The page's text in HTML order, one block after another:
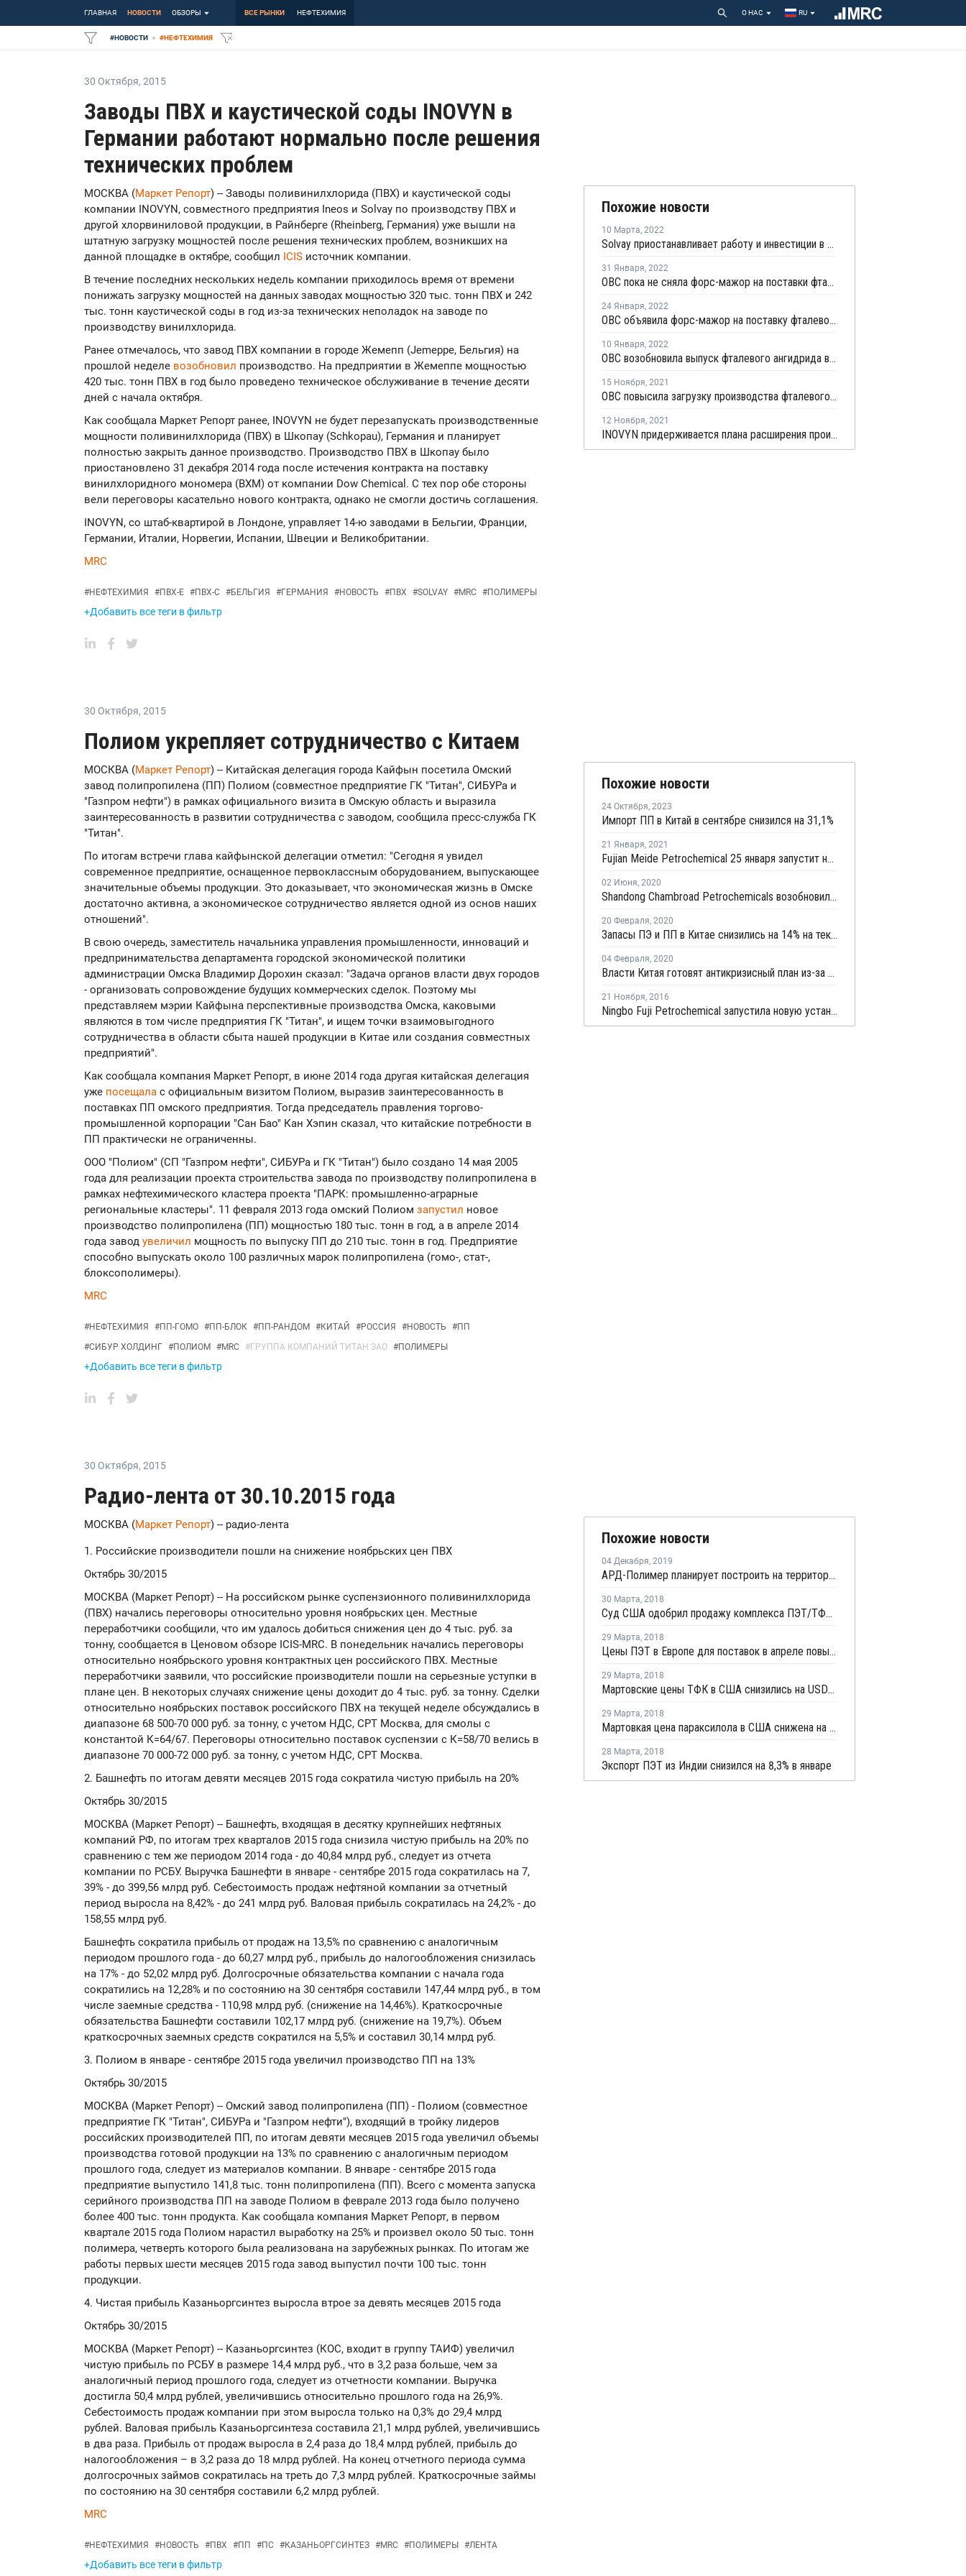
ГЛАВНАЯ НОВОСТИ ОБЗОРЫ ВСЕ РЫНКИ НЕФТЕХИМИЯ О НАС RU
#НОВОСТИ #НЕФТЕХИМИЯ
30 Октября, 2015
Заводы ПВХ и каустической соды INOVYN в
Германии работают нормально после решения
технических проблем
МОСКВА (Маркет Репорт) -- Заводы поливинилхлорида (ПВХ) и каустической соды
компании INOVYN, совместного предприятия Ineos и Solvay по производству ПВХ и
другой хлорвиниловой продукции, в Райнберге (Rheinberg, Германия) уже вышли на
штатную загрузку мощностей после решения технических проблем, возникших на
данной площадке в октябре, сообщил ICIS источник компании.
В течение последних нескольких недель компании приходилось время от времени
понижать загрузку мощностей на данных заводах мощностью 320 тыс. тонн ПВХ и 242
тыс. тонн каустической соды в год из-за технических неполадок на заводе по
производству винилхлорида.
Ранее отмечалось, что завод ПВХ компании в городе Жемепп (Jemeppe, Бельгия) на
прошлой неделе возобновил производство. На предприятии в Жемеппе мощностью
420 тыс. тонн ПВХ в год было проведено техническое обслуживание в течение десяти
дней с начала октября.
Как сообщала Маркет Репорт ранее, INOVYN не будет перезапускать производственные
мощности поливинилхлорида (ПВХ) в Шкопау (Schkopau), Германия и планирует
полностью закрыть данное производство. Производство ПВХ в Шкопау было
приостановлено 31 декабря 2014 года после истечения контракта на поставку
винилхлоридного мономера (ВХМ) от компании Dow Chemical. С тех пор обе стороны
вели переговоры касательно нового контракта, однако не смогли достичь соглашения.
INOVYN, со штаб-квартирой в Лондоне, управляет 14-ю заводами в Бельгии, Франции,
Германии, Италии, Норвегии, Испании, Швеции и Великобритании.
MRC
#НЕФТЕХИМИЯ #ПВХ-Е #ПВХ-С #БЕЛЬГИЯ #ГЕРМАНИЯ #НОВОСТЬ #ПВХ #SOLVAY #MRC #ПОЛИМЕРЫ
+Добавить все теги в фильтр
Похожие новости
10 Марта, 2022
Solvay приостанавливает работу и инвестиции в России
31 Января, 2022
OBC пока не сняла форс-мажор на поставки фталевого ангидрида в Бельгии
24 Января, 2022
OBC объявила форс-мажор на поставку фталевого ангидрида в Бельгии
10 Января, 2022
OBC возобновила выпуск фталевого ангидрида в Бельгии
15 Ноября, 2021
OBC повысила загрузку производства фталевого ангидрида в Бельгии
12 Ноября, 2021
INOVYN придерживается плана расширения производства ПВХ в Бельгии
30 Октября, 2015
Полиом укрепляет сотрудничество с Китаем
МОСКВА (Маркет Репорт) -- Китайская делегация города Кайфын посетила Омский
завод полипропилена (ПП) Полиом (совместное предприятие ГК "Титан", СИБУРа и
"Газпром нефти") в рамках официального визита в Омскую область и выразила
заинтересованность в развитии сотрудничества с заводом, сообщила пресс-служба ГК
"Титан".
По итогам встречи глава кайфынской делегации отметил: "Сегодня я увидел
современное предприятие, оснащенное первоклассным оборудованием, выпускающее
значительные объемы продукции. Это доказывает, что экономическая жизнь в Омске
достаточно активна, а экономическое сотрудничество является одной из основ наших
отношений".
В свою очередь, заместитель начальника управления промышленности, инноваций и
предпринимательства департамента городской экономической политики
администрации Омска Владимир Дорохин сказал: "Задача органов власти двух городов
- организовать сопровождение будущих коммерческих сделок. Поэтому мы
представляем мэрии Кайфына перспективные производства Омска, каковыми
являются в том числе предприятия ГК "Титан", и ищем точки взаимовыгодного
сотрудничества в области сбыта нашей продукции в Китае или создания совместных
предприятий".
Как сообщала компания Маркет Репорт, в июне 2014 года другая китайская делегация
уже посещала с официальным визитом Полиом, выразив заинтересованность в
поставках ПП омского предприятия. Тогда председатель правления торгово-
промышленной корпорации "Сан Бао" Кан Хэпин сказал, что китайские потребности в
ПП практически не ограниченны.
ООО "Полиом" (СП "Газпром нефти", СИБУРа и ГК "Титан") было создано 14 мая 2005
года для реализации проекта строительства завода по производству полипропилена в
рамках нефтехимического кластера проекта "ПАРК: промышленно-аграрные
региональные кластеры". 11 февраля 2013 года омский Полиом запустил новое
производство полипропилена (ПП) мощностью 180 тыс. тонн в год, а в апреле 2014
года завод увеличил мощность по выпуску ПП до 210 тыс. тонн в год. Предприятие
способно выпускать около 100 различных марок полипропилена (гомо-, стат-,
блоксополимеры).
MRC
#НЕФТЕХИМИЯ #ПП-ГОМО #ПП-БЛОК #ПП-РАНДОМ #КИТАЙ #РОССИЯ #НОВОСТЬ #ПП
#СИБУР ХОЛДИНГ #ПОЛИОМ #MRC #ГРУППА КОМПАНИЙ ТИТАН ЗАО #ПОЛИМЕРЫ
+Добавить все теги в фильтр
Похожие новости
24 Октября, 2023
Импорт ПП в Китай в сентябре снизился на 31,1%
21 Января, 2021
Fujian Meide Petrochemical 25 января запустит новую установку дегидрирования пропана в Китае
02 Июня, 2020
Shandong Chambroad Petrochemicals возобновила производство пропилена в Биньчжоу
20 Февраля, 2020
Запасы ПЭ и ПП в Китае снизились на 14% на текущей неделе
04 Февраля, 2020
Власти Китая готовят антикризисный план из-за вспышки коронавируса
21 Ноября, 2016
Ningbo Fuji Petrochemical запустила новую установку дегидрирования пропана в Нинбо
30 Октября, 2015
Радио-лента от 30.10.2015 года
МОСКВА (Маркет Репорт) -- радио-лента
1. Российские производители пошли на снижение ноябрьских цен ПВХ
Октябрь 30/2015
МОСКВА (Маркет Репорт) -- На российском рынке суспензионного поливинилхлорида
(ПВХ) начались переговоры относительно уровня ноябрьских цен. Местные
переработчики сообщили, что им удалось добиться снижения цен до 4 тыс. руб. за
тонну, сообщается в Ценовом обзоре ICIS-MRC. В понедельник начались переговоры
относительно ноябрьского уровня контрактных цен российского ПВХ. Местные
переработчики заявили, что российские производители пошли на серьезные уступки в
плане цен. В некоторых случаях снижение цены доходит до 4 тыс. руб. за тонну. Сделки
относительно ноябрьских поставок российского ПВХ на текущей неделе обсуждались в
диапазоне 68 500-70 000 руб. за тонну, с учетом НДС, СРТ Москва, для смолы с
константой К=64/67. Переговоры относительно поставок суспензии с К=58/70 велись в
диапазоне 70 000-72 000 руб. за тонну, с учетом НДС, СРТ Москва.
2. Башнефть по итогам девяти месяцев 2015 года сократила чистую прибыль на 20%
Октябрь 30/2015
МОСКВА (Маркет Репорт) -- Башнефть, входящая в десятку крупнейших нефтяных
компаний РФ, по итогам трех кварталов 2015 года снизила чистую прибыль на 20% по
сравнению с тем же периодом 2014 года - до 40,84 млрд руб., следует из отчета
компании по РСБУ. Выручка Башнефти в январе - сентябре 2015 года сократилась на 7,
39% - до 399,56 млрд руб. Себестоимость продаж нефтяной компании за отчетный
период выросла на 8,42% - до 241 млрд руб. Валовая прибыль сократилась на 24,2% - до
158,55 млрд руб.
Башнефть сократила прибыль от продаж на 13,5% по сравнению с аналогичным
периодом прошлого года - до 60,27 млрд руб., прибыль до налогообложения снизилась
на 17% - до 52,02 млрд руб. Долгосрочные обязательства компании с начала года
сократились на 12,28% и по состоянию на 30 сентября составили 147,44 млрд руб., в том
числе заемные средства - 110,98 млрд руб. (снижение на 14,46%). Краткосрочные
обязательства Башнефти составили 102,17 млрд руб. (снижение на 19,7%). Объем
краткосрочных заемных средств сократился на 5,5% и составил 30,14 млрд руб.
3. Полиом в январе - сентябре 2015 года увеличил производство ПП на 13%
Октябрь 30/2015
МОСКВА (Маркет Репорт) -- Омский завод полипропилена (ПП) - Полиом (совместное
предприятие ГК "Титан", СИБУРа и "Газпром нефти"), входящий в тройку лидеров
российских производителей ПП, по итогам девяти месяцев 2015 года увеличил объемы
производства готовой продукции на 13% по сравнению с аналогичным периодом
прошлого года, следует из материалов компании. В январе - сентябре 2015 года
предприятие выпустило 141,8 тыс. тонн полипропилена (ПП). Всего с момента запуска
серийного производства ПП на заводе Полиом в феврале 2013 года было получено
более 400 тыс. тонн продукта. Как сообщала компания Маркет Репорт, в первом
квартале 2015 года Полиом нарастил выработку на 25% и произвел около 50 тыс. тонн
полимера, четверть которого была реализована на зарубежных рынках. По итогам же
работы первых шести месяцев 2015 года завод выпустил почти 100 тыс. тонн
продукции.
4. Чистая прибыль Казаньоргсинтез выросла втрое за девять месяцев 2015 года
Октябрь 30/2015
МОСКВА (Маркет Репорт) -- Казаньоргсинтез (КОС, входит в группу ТАИФ) увеличил
чистую прибыль по РСБУ в размере 14,4 млрд руб., что в 3,2 раза больше, чем за
аналогичный период прошлого года, следует из отчетности компании. Выручка
достигла 50,4 млрд рублей, увеличившись относительно прошлого года на 26,9%.
Себестоимость продаж компании при этом выросла только на 0,3% до 29,4 млрд
рублей. Валовая прибыль Казаньоргсинтеза составила 21,1 млрд рублей, увеличившись
в два раза. Прибыль от продаж выросла в 2,4 раза до 18,4 млрд рублей, прибыль до
налогообложения – в 3,2 раза до 18 млрд рублей. На конец отчетного периода сумма
долгосрочных займов сократилась на треть до 7,3 млрд рублей. Краткосрочные займы
по состоянию на 30 сентября составили 6,2 млрд рублей.
MRC
#НЕФТЕХИМИЯ #НОВОСТЬ #ПВХ #ПП #ПС #КАЗАНЬОРГСИНТЕЗ #MRC #ПОЛИМЕРЫ #ЛЕНТА
+Добавить все теги в фильтр
Похожие новости
04 Декабря, 2019
АРД-Полимер планирует построить на территории ОЭЗ "Узловая" производство пленок из ПЭТ
30 Марта, 2018
Суд США одобрил продажу комплекса ПЭТ/ТФК M&G
29 Марта, 2018
Цены ПЭТ в Европе для поставок в апреле повысятся
29 Марта, 2018
Мартовские цены ТФК в США снизились на USD4 за тонну
29 Марта, 2018
Мартовкая цена параксилола в США снижена на USD5,5 за тонну
28 Марта, 2018
Экспорт ПЭТ из Индии снизился на 8,3% в январе